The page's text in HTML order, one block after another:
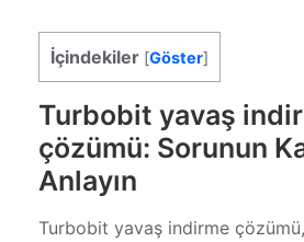
İçindekiler [Göster]
Turbobit yavaş
çözümü: Sorunun
Anlayın
Turbobit yavaş indirme